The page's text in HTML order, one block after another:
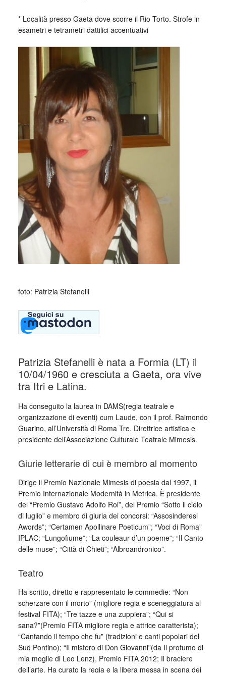
* Località presso Gaeta dove scorre il Rio Torto. Strofe in
esametri e tetrametri dattilici accentuativi
foto: Patrizia Stefanelli
Patrizia Stefanelli è nata a Formia (LT) il
10/04/1960 e cresciuta a Gaeta, ora vive
tra Itri e Latina.
Ha conseguito la laurea in DAMS(regia teatrale e
organizzazione di eventi) cum Laude, con il prof. Raimondo
Guarino, all’Università di Roma Tre. Direttrice artistica e
presidente dell’Associazione Culturale Teatrale Mimesis.
Giurie letterarie di cui è membro al momento
Dirige il Premio Nazionale Mimesis di poesia dal 1997, il
Premio Internazionale Modernità in Metrica. È presidente
del “Premio Gustavo Adolfo Rol”, del Premio “Sotto il cielo
di luglio” e membro di giuria dei concorsi: “Assosinderesi
Awords”; “Certamen Apollinare Poeticum”; “Voci di Roma”
IPLAC; “Lungofiume”; “La couleaur d’un poeme”; “Il Canto
delle muse”; “Città di Chieti”; “Albroandronico”.
Teatro
Ha scritto, diretto e rappresentato le commedie: “Non
scherzare con il morto” (migliore regia e sceneggiatura al
festival FITA); “Tre tazze e una zuppiera”; “Qui si
sana?”(Premio FITA migliore regia e attrice caratterista);
“Cantando il tempo che fu” (tradizioni e canti popolari del
Sud Pontino); “Il mistero di Don Giovanni”(da Il profumo di
mia moglie di Leo Lenz), Premio FITA 2012; Il braciere
dell’arte. Ha curato la regia e la libera messa in scena dei